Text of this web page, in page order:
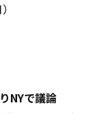
NYで議論